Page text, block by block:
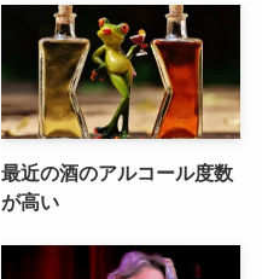
最近の酒のアルコール度数
が高い